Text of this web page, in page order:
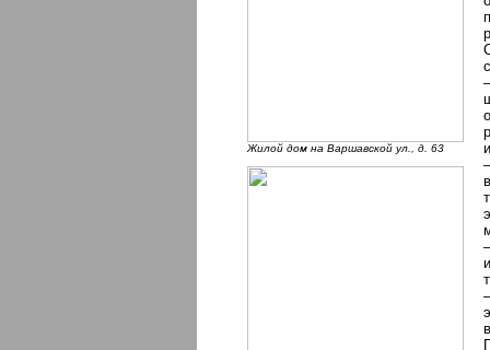
Жилой дом на Варшавской ул., д. 63